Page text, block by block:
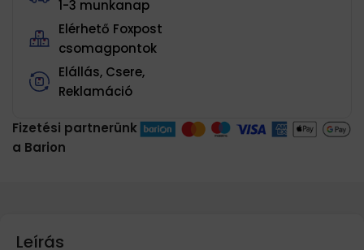
1-3 munkanap
Elérhető Foxpost
csomagpontok
Elállás, Csere,
Reklamáció
Fizetési partnerünk
a Barion
Leírás